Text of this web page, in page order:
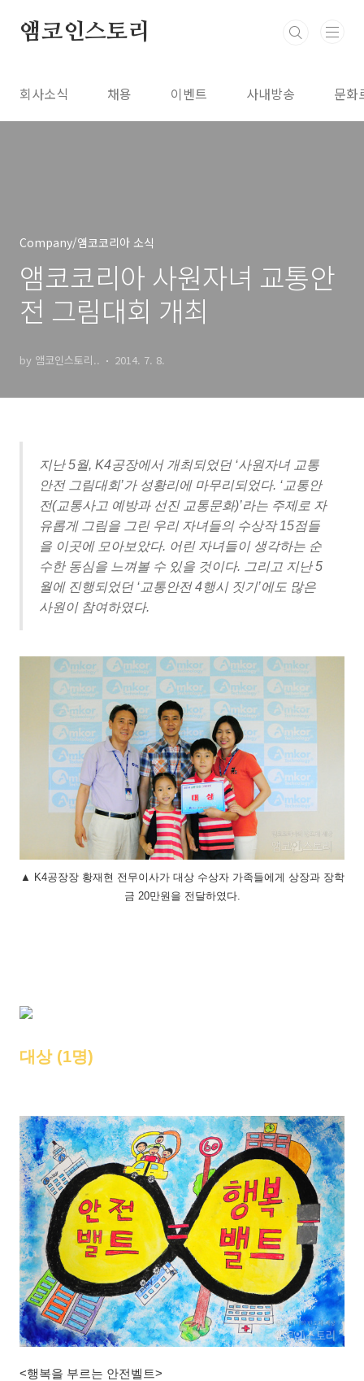
앰코인스토리
회사소식 채용 이벤트 사내방송 문화
Company/앰코코리아 소식
앰코코리아 사원자녀 교통안
전 그림대회 개최
by 앰코인스토리.. 2014. 7. 8.
지난 5월, K4공장에서 개최되었던 ‘사원자녀 교통
안전 그림대회’가 성황리에 마무리되었다. ‘교통안
전(교통사고 예방과 선진 교통문화)’라는 주제로 자
유롭게 그림을 그린 우리 자녀들의 수상작 15점들
을 이곳에 모아보았다. 어린 자녀들이 생각하는 순
수한 동심을 느껴볼 수 있을 것이다. 그리고 지난 5
월에 진행되었던 ‘교통안전 4행시 짓기’에도 많은
사원이 참여하였다.
▲ K4공장장 황재현 전무이사가 대상 수상자 가족들에게 상장과 장학
금 20만원을 전달하였다.
대상 (1명)
<행복을 부르는 안전벨트>